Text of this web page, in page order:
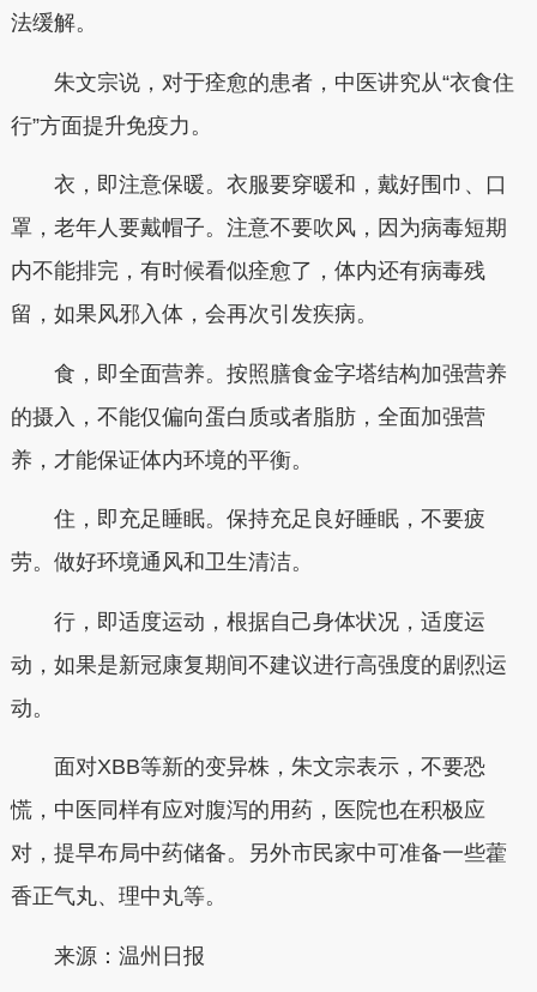
法缓解。
朱文宗说，对于痊愈的患者，中医讲究从“衣食住
行”方面提升免疫力。
衣，即注意保暖。衣服要穿暖和，戴好围巾、口
罩，老年人要戴帽子。注意不要吹风，因为病毒短期
内不能排完，有时候看似痊愈了，体内还有病毒残
留，如果风邪入体，会再次引发疾病。
食，即全面营养。按照膳食金字塔结构加强营养
的摄入，不能仅偏向蛋白质或者脂肪，全面加强营
养，才能保证体内环境的平衡。
住，即充足睡眠。保持充足良好睡眠，不要疲
劳。做好环境通风和卫生清洁。
行，即适度运动，根据自己身体状况，适度运
动，如果是新冠康复期间不建议进行高强度的剧烈运
动。
面对XBB等新的变异株，朱文宗表示，不要恐
慌，中医同样有应对腹泻的用药，医院也在积极应
对，提早布局中药储备。另外市民家中可准备一些藿
香正气丸、理中丸等。
来源：温州日报